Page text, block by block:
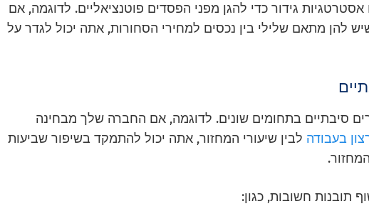
גידור כדי להגן מפני הפסדים פוטנציאליים. לדוגמה, אם
להן מתאם שלילי בין נכסים למחירי הסחורות, אתה יכול לגדר על
סיבתיים בתחומים שונים. לדוגמה, אם החברה שלך מבחינה
בעבודה לבין שיעורי המחזור, אתה יכול להתמקד בשיפור שביעות
תובנות חשובות, כגון: